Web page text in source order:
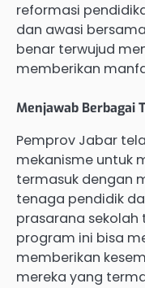
reformasi
dan awasi
benar terwujud
memberikan
Menjawab Berbagai
Pemprov Jabar
mekanisme untuk
termasuk dengan
tenaga pendidik
prasarana sekolah
program ini bisa
memberikan
mereka yang